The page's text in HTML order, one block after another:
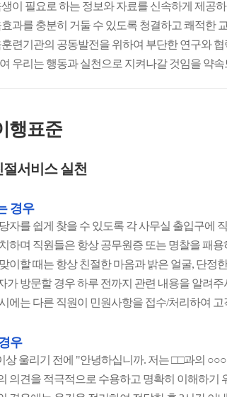
이 필요로 하는 정보와 자료를 신속하게 제공
과를 충분히 거둘 수 있도록 청결하고 쾌적한
련기관의 공동발전을 위하여 부단한 연구와
우리는 행동과 실천으로 지켜나갈 것임을 약
행표준
서비스 실천
경우
자를 쉽게 찾을 수 있도록 각 사무실 출입구에
하며 직원들은 항상 공무원증 또는 명찰을 패용
이할 때는 항상 친절한 마음과 밝은 얼굴, 단
가 방문할 경우 하루 전까지 관련 내용을 알려
에는 다른 직원이 민원사항을 접수/처리하여
우
상 울리기 전에 "안녕하십니까. 저는 □□과의
의견을 적극적으로 수용하고 명확히 이해하기